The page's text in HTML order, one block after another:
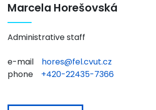
Marcela Horešovská
Administrative staff
e-mail
hores@fel.cvut.cz
phone
+420-22435-7366